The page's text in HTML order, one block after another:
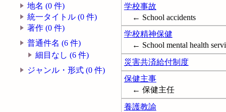
地名 (0 件)
統一タイトル (0 件)
著作 (0 件)
普通件名 (6 件)
細目なし (6 件)
ジャンル・形式 (0 件)
学校事故
← School accidents
学校精神保健
← School mental health
災害共済給付制度
保健主事
← 保健主任
養護教諭